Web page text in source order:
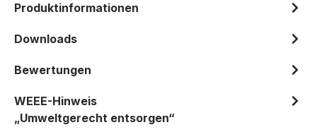
Produktinformationen
Downloads
Bewertungen
WEEE-Hinweis
„Umweltgerecht entsorgen“